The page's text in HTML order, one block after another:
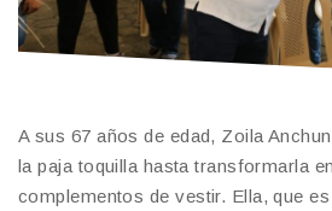
A sus 67 años de edad, Zoila
la paja toquilla hasta transformarla
complementos de vestir. Ella, que